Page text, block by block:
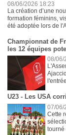
08/06/2026 18:23
La création d’une
formation féminins,
été adoptée lors de
Championnat de
les 12 équipes
08/06/
U23 - Les USA
07/06/
Cette
tourné